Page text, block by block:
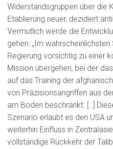
Widerstandsgruppen über die
Etablierung neuer, dezidiert
Vermutlich werde die
gehen: „Im
Regierung vorsichtig zu einer
Mission übergehen, bei der
auf das Training der
von Präzisionsangriffen aus
am Boden beschränkt. [..]
Szenario erlaubt es den USA
weiterhin Einfluss in
vollständige Rückkehr der